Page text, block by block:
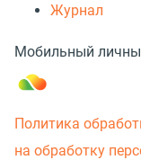
Журнал
Мобильный
Политика
на обработку